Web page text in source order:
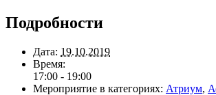
Подробности
Дата: 19.10.2019
Время:
17:00 - 19:00
Мероприятие в категориях: Атриум,